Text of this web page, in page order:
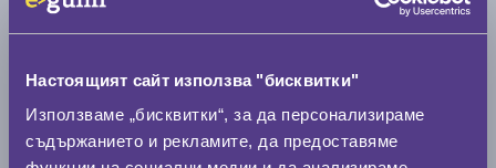
Настоящият сайт използва "бисквитки"
Използваме „бисквитки“, за да персонализираме
съдържанието и рекламите, да предоставяме
Нов размер